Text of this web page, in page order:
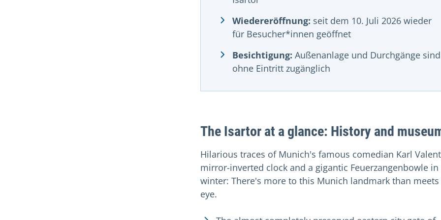
Wiedereröffnung: seit dem 10. Juli 2026 wieder
für Besucher*innen geöffnet
Besichtigung: Außenanlage und Durchgänge sind
ohne Eintritt zugänglich
The Isartor at a glance: History and
Hilarious traces of Munich's famous comedian Karl
mirror-inverted clock and a gigantic Feuerzangenbowle in
winter: There's more to this Munich landmark than
eye.